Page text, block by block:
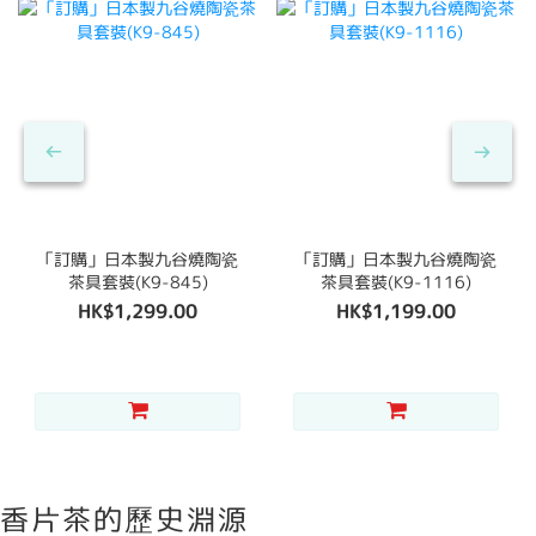
「訂購」日本製九谷燒陶瓷
茶具套裝(K9-845)
HK$1,299.00
「訂購」日本製九谷燒陶瓷
茶具套裝(K9-1116)
HK$1,199.00
香片茶的歷史淵源